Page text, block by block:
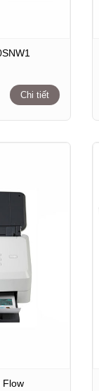
Chi tiết
Flow